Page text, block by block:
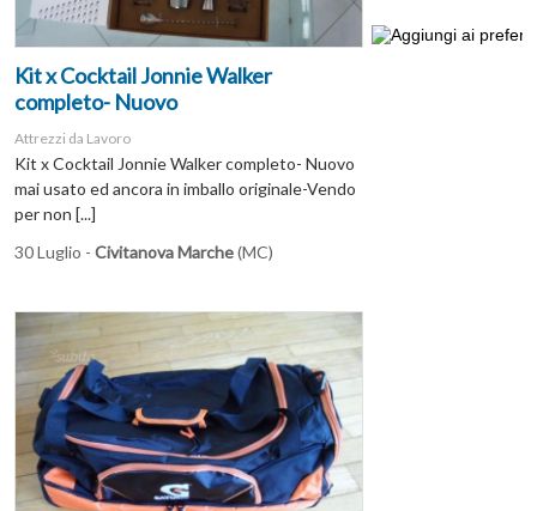
Kit x Cocktail Jonnie Walker
completo- Nuovo
Attrezzi da Lavoro
Kit x Cocktail Jonnie Walker completo- Nuovo
mai usato ed ancora in imballo originale-Vendo
per non [...]
30 Luglio - Civitanova Marche(MC)